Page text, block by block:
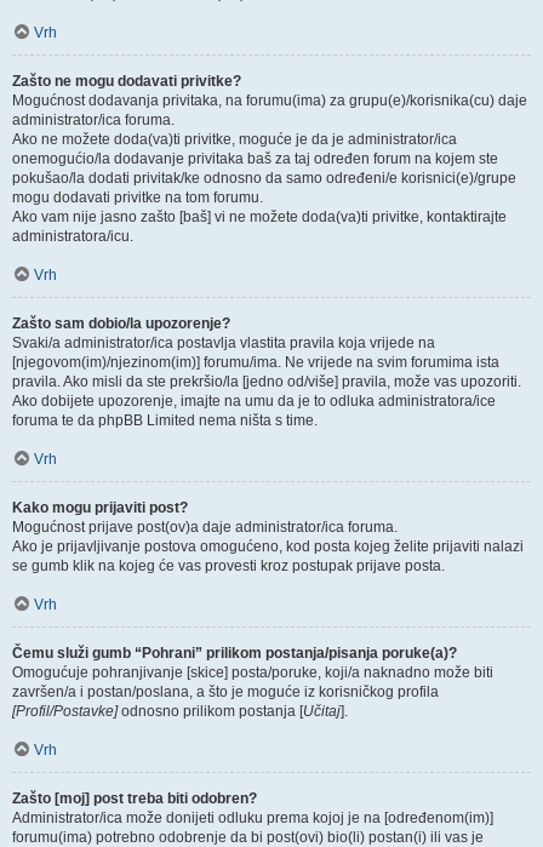
Vrh
Zašto ne mogu dodavati privitke?
Mogućnost dodavanja privitaka, na forumu(ima) za grupu(e)/korisnika(cu) daje
administrator/ica foruma.
Ako ne možete doda(va)ti privitke, moguće je da je administrator/ica
onemogućio/la dodavanje privitaka baš za taj određen forum na kojem ste
pokušao/la dodati privitak/ke odnosno da samo određeni/e korisnici(e)/grupe
mogu dodavati privitke na tom forumu.
Ako vam nije jasno zašto [baš] vi ne možete doda(va)ti privitke, kontaktirajte
administratora/icu.
Vrh
Zašto sam dobio/la upozorenje?
Svaki/a administrator/ica postavlja vlastita pravila koja vrijede na
[njegovom(im)/njezinom(im)] forumu/ima. Ne vrijede na svim forumima ista
pravila. Ako misli da ste prekršio/la [jedno od/više] pravila, može vas upozoriti.
Ako dobijete upozorenje, imajte na umu da je to odluka administratora/ice
foruma te da phpBB Limited nema ništa s time.
Vrh
Kako mogu prijaviti post?
Mogućnost prijave post(ov)a daje administrator/ica foruma.
Ako je prijavljivanje postova omogućeno, kod posta kojeg želite prijaviti nalazi
se gumb klik na kojeg će vas provesti kroz postupak prijave posta.
Vrh
Čemu služi gumb “Pohrani” prilikom postanja/pisanja poruke(a)?
Omogućuje pohranjivanje [skice] posta/poruke, koji/a naknadno može biti
završen/a i postan/poslana, a što je moguće iz korisničkog profila
[Profil/Postavke]odnosno prilikom postanja [Učitaj].
Vrh
Zašto [moj] post treba biti odobren?
Administrator/ica može donijeti odluku prema kojoj je na [određenom(im)]
forumu(ima) potrebno odobrenje da bi post(ovi) bio(li) postan(i) ili vas je